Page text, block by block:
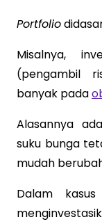
Portfolio
Misalnya,
(pengambil
banyak pada
Alasannya
suku bunga
mudah
Dalam